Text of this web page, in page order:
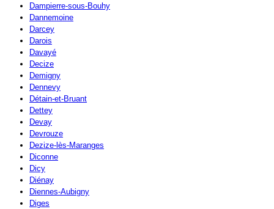
Dampierre-sous-Bouhy
Dannemoine
Darcey
Darois
Davayé
Decize
Demigny
Dennevy
Détain-et-Bruant
Dettey
Devay
Devrouze
Dezize-lès-Maranges
Diconne
Dicy
Diénay
Diennes-Aubigny
Diges